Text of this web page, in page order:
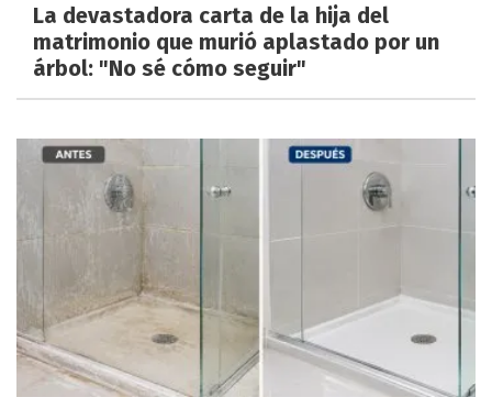
La devastadora carta de la hija del
matrimonio que murió aplastado por un
árbol: "No sé cómo seguir"